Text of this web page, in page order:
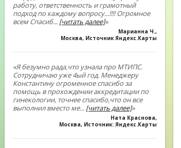
работу, ответственность и грамотный
подход по каждому вопросу...!!!! Огромное
всем Спасиб... [читать далее]»
Марианна Ч.,
Москва, Источник Яндекс.Карты
«Я безумно рада,что узнала про МТИПС.
Сотрудничаю уже 4ый год. Менеджеру
Константину огроменное спасибо за
помощь в прохождении аккредитации по
гинекологии, точнее спасибо,что он все
выполнил вместо ме... [читать далее]»
Ната Краснова,
Москва, Источник: Яндекс.Карты